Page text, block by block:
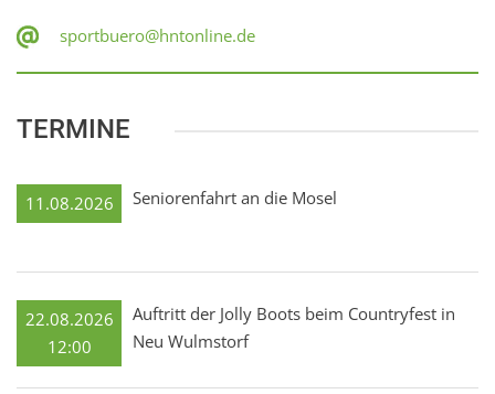
sportbuero@hntonline.de
TERMINE
11.08.2026 Seniorenfahrt an die Mosel
22.08.2026
12:00
Auftritt der Jolly Boots beim Countryfest in
Neu Wulmstorf